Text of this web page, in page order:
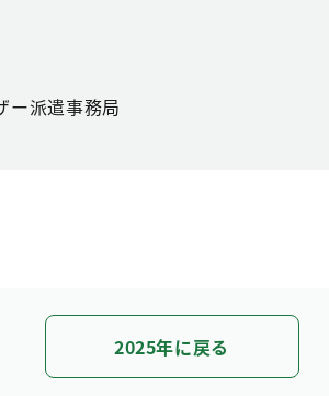
ー派遣事務局
2025年に戻る